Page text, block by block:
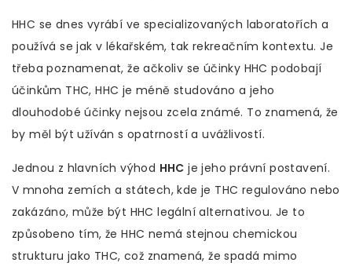
HHC se dnes vyrábí ve specializovaných laboratořích a
používá se jak v lékařském, tak rekreačním kontextu. Je
třeba poznamenat, že ačkoliv se účinky HHC podobají
účinkům THC, HHC je méně studováno a jeho
dlouhodobé účinky nejsou zcela známé. To znamená, že
by měl být užíván s opatrností a uvážlivostí.
Jednou z hlavních výhod HHC je jeho právní postavení.
V mnoha zemích a státech, kde je THC regulováno nebo
zakázáno, může být HHC legální alternativou. Je to
způsobeno tím, že HHC nemá stejnou chemickou
strukturu jako THC, což znamená, že spadá mimo